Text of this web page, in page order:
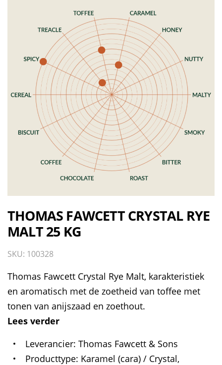
THOMAS FAWCETT CRYSTAL RYE
MALT 25 KG
SKU: 100328
Thomas Fawcett Crystal Rye Malt, karakteristiek
en aromatisch met de zoetheid van toffee met
tonen van anijszaad en zoethout.
Lees verder
Leverancier Thomas Fawcett & Sons
Producttype Karamel (cara) / Crystal,